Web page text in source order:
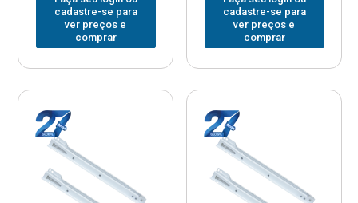
cadastre-se para
ver preços e
comprar
cadastre-se para
ver preços e
comprar